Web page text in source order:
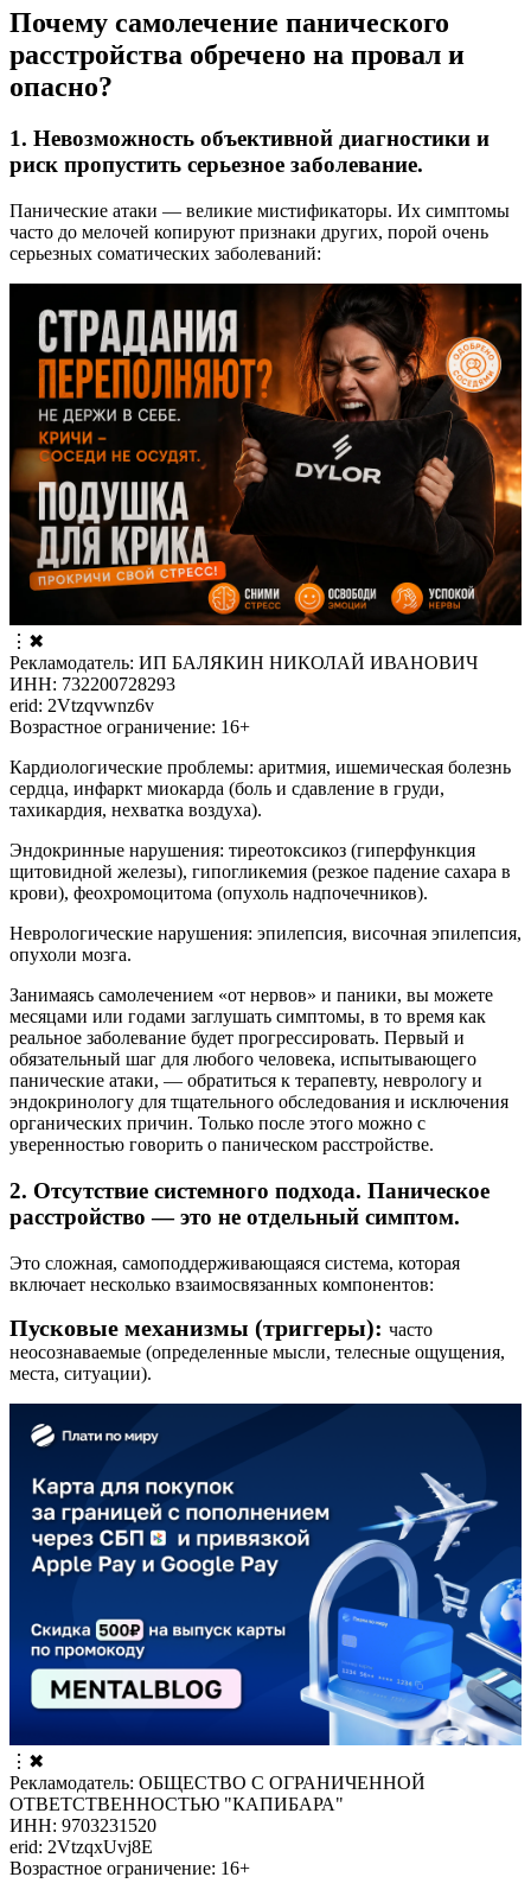
Почему самолечение панического
расстройства обречено на провал и
опасно?
1. Невозможность объективной диагностики и
риск пропустить серьезное заболевание.
Панические атаки — великие мистификаторы. Их симптомы
часто до мелочей копируют признаки других, порой очень
серьезных соматических заболеваний:
⋮ ✖
Рекламодатель: ИП БАЛЯКИН НИКОЛАЙ ИВАНОВИЧ
ИНН: 732200728293
erid: 2Vtzqvwnz6v
Возрастное ограничение: 16+
Кардиологические проблемы: аритмия, ишемическая болезнь
сердца, инфаркт миокарда (боль и сдавление в груди,
тахикардия, нехватка воздуха).
Эндокринные нарушения: тиреотоксикоз (гиперфункция
щитовидной железы), гипогликемия (резкое падение сахара в
крови), феохромоцитома (опухоль надпочечников).
Неврологические нарушения: эпилепсия, височная эпилепсия,
опухоли мозга.
Занимаясь самолечением «от нервов» и паники, вы можете
месяцами или годами заглушать симптомы, в то время как
реальное заболевание будет прогрессировать. Первый и
обязательный шаг для любого человека, испытывающего
панические атаки, — обратиться к терапевту, неврологу и
эндокринологу для тщательного обследования и исключения
органических причин. Только после этого можно с
уверенностью говорить о паническом расстройстве.
2. Отсутствие системного подхода. Паническое
расстройство — это не отдельный симптом.
Это сложная, самоподдерживающаяся система, которая
включает несколько взаимосвязанных компонентов:
Пусковые механизмы (триггеры): часто
неосознаваемые (определенные мысли, телесные ощущения,
места, ситуации).
⋮ ✖
Рекламодатель: ОБЩЕСТВО С ОГРАНИЧЕННОЙ
ОТВЕТСТВЕННОСТЬЮ "КАПИБАРА"
ИНН: 9703231520
erid: 2VtzqxUvj8E
Возрастное ограничение: 16+